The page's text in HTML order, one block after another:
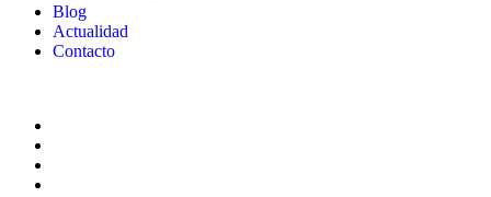
Blog
Actualidad
Contacto